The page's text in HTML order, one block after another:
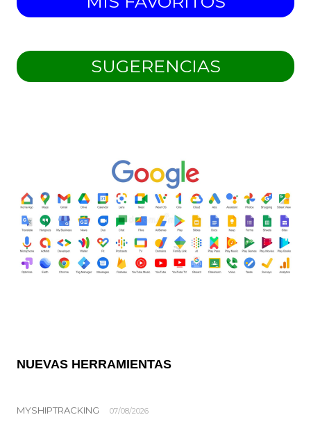
SUGERENCIAS
NUEVAS HERRAMIENTAS
MYSHIPTRACKING 07/08/2026